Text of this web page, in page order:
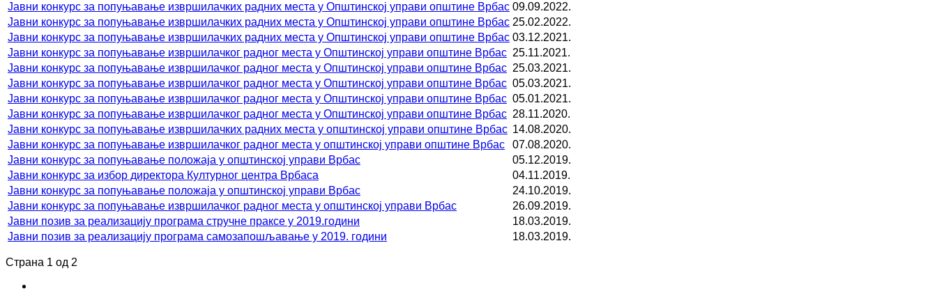
Јавни конкурс за попуњавање извршилачких радних места у Општинској управи општине Врбас 09.09.2022.
Јавни конкурс за попуњавање извршилачких радних места у Општинској управи општине Врбас 25.02.2022.
Јавни конкурс за попуњавање извршилачких радних места у Општинској управи општине Врбас 03.12.2021.
Јавни конкурс за попуњавање извршилачког радног места у Општинској управи општине Врбас 25.11.2021.
Јавни конкурс за попуњавање извршилачког радног места у Општинској управи општине Врбас 25.03.2021.
Јавни конкурс за попуњавање извршилачког радног места у Општинској управи општине Врбас 05.03.2021.
Јавни конкурс за попуњавање извршилачког радног места у Општинској управи општине Врбас 05.01.2021.
Јавни конкурс за попуњавање извршилачког радног места у Општинској управи општине Врбас 28.11.2020.
Јавни конкурс за попуњавање извршилачких радних места у општинској управи општине Врбас 14.08.2020.
Јавни конкурс за попуњавање извршилачког радног места у општинској управи општине Врбас
07.08.2020.
Јавни конкурс за попуњавање положаја у општинској управи Врбас
05.12.2019.
Јавни конкурс за избор директора Културног центра Врбаса
04.11.2019.
Јавни конкурс за попуњавање положаја у општинској управи Врбас
24.10.2019.
Јавни конкурс за попуњавање извршилачког радног места у општинској управи Врбас
26.09.2019.
Јавни позив за реализацију програма стручне праксе у 2019.години
18.03.2019.
Јавни позив за реализацију програма самозапошљавање у 2019. години
18.03.2019.
Страна 1 од 2